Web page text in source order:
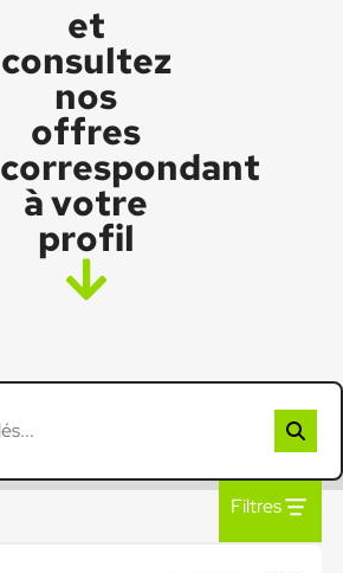
et
consultez
nos
offres
correspondant
à votre
profil
Filtres